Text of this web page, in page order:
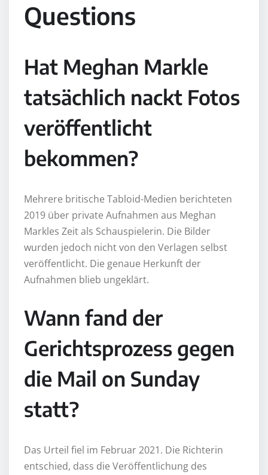
Questions
Hat Meghan Markle
tatsächlich nackt Fotos
veröffentlicht
bekommen?
Mehrere britische Tabloid-Medien berichteten
2019 über private Aufnahmen aus Meghan
Markles Zeit als Schauspielerin. Die Bilder
wurden jedoch nicht von den Verlagen selbst
veröffentlicht. Die genaue Herkunft der
Aufnahmen blieb ungeklärt.
Wann fand der
Gerichtsprozess gegen
die Mail on Sunday
statt?
Das Urteil fiel im Februar 2021. Die Richterin
entschied, dass die Veröffentlichung des